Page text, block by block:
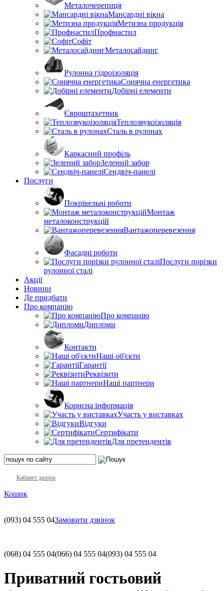
Металочерепиця
Мансардні вікна
Метизна продукція
Профнастил
Софіт
Металосайдинг
Рулонна гідроізоляція
Сонячна енергетика
Добірні елементи
Євроштахетник
Теплозвукоізоляція
Сталь в рулонах
Каркасний профіль
Зелений забор
Сендвіч-панелі
Послуги
Покрівельні роботи
Монтаж
металоконструкцій
Вантажоперевезення
Фасадні роботи
Послуги порізки
рулонної сталі
Акції
Новини
Де придбати
Про компанію
Про компанію
Дипломи
Контакти
Наші об'єкти
Гарантії
Реквізити
Наші партнери
Корисна інформація
Участь у виставках
Відгуки
Сертифікати
Для претендентів
Кабинет дилера
Кошик
(093) 04 555 04Замовити дзвінок
(068) 04 555 04(066) 04 555 04(093) 04 555 04
Приватний гостьовий